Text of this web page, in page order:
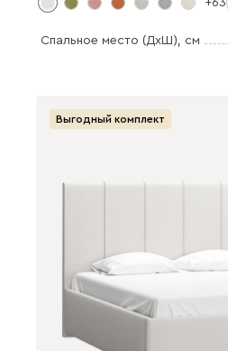
Спальное место (ДхШ), см
Выгодный комплект